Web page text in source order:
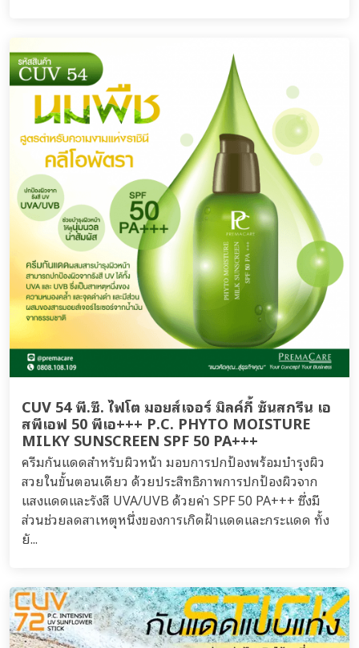
CUV 54 พี.ซี. ไฟโต มอยส์เจอร์ มิลค์กี้ ซันสกรีน เอ
สพีเอฟ 50 พีเอ+++ P.C. PHYTO MOISTURE
MILKY SUNSCREEN SPF 50 PA+++
ครีมกันแดดสำหรับผิวหน้า มอบการปกป้องพร้อมบำรุงผิว
สวยในขั้นตอนเดียว ด้วยประสิทธิภาพการปกป้องผิวจาก
แสงแดดและรังสี UVA/UVB ด้วยค่า SPF 50 PA+++ ซึ่งมี
ส่วนช่วยลดสาเหตุหนึ่งของการเกิดฝ้าแดดและกระแดด ทั้ง
ยั...